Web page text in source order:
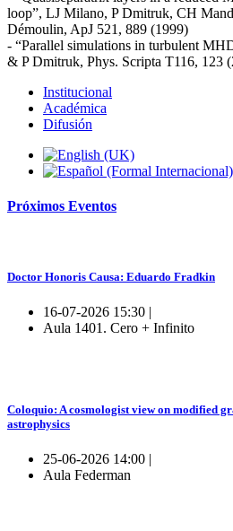
loop”, LJ Milano, P Dmitruk, CH
Démoulin, ApJ 521, 889 (1999)
-­ “Parallel simulations in turbulent
& P Dmitruk, Phys. Scripta T116, 123
Institucional
Académica
Difusión
Próximos Eventos
Doctor Honoris Causa: Eduardo Fradkin
16-07-2026 15:30 |
Aula 1401. Cero + Infinito
Coloquio: A cosmologist view on modified
astrophysics
25-06-2026 14:00 |
Aula Federman